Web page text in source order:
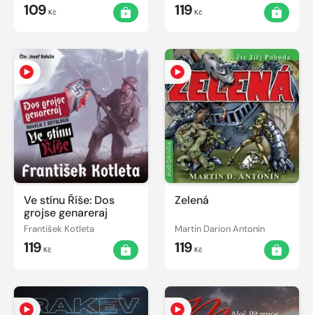
109 Kč 119 Kč
Ve stínu Říše: Dos
grojse genareraj
František Kotleta
119 Kč
Zelená
Martin Darion Antonín
119 Kč